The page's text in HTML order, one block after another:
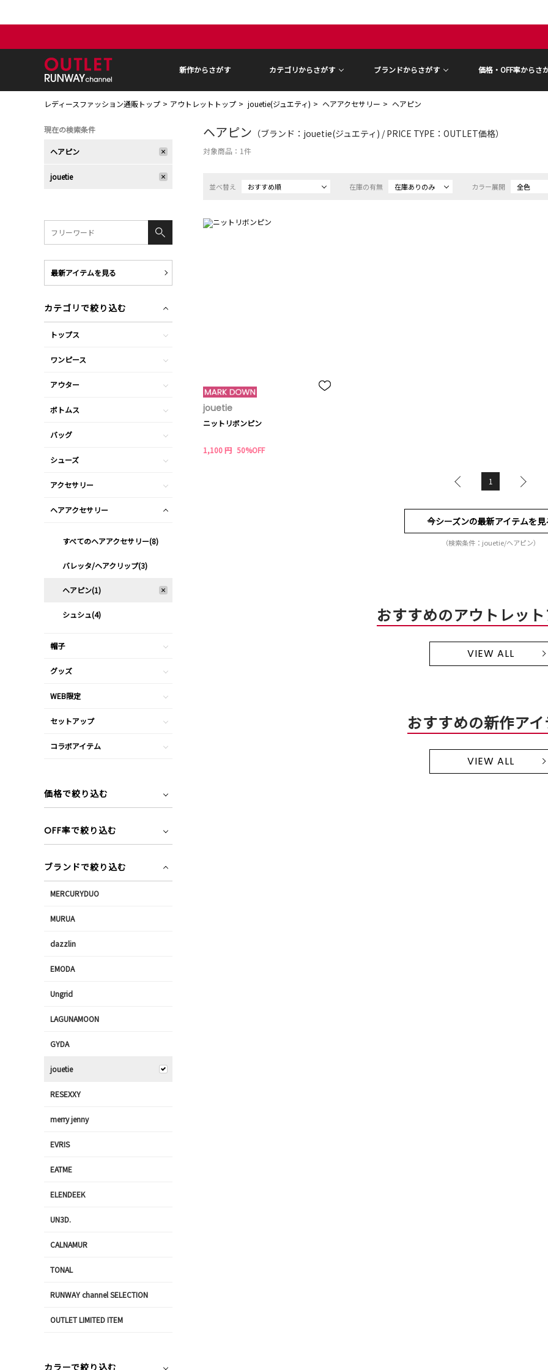
新作からさがす カテゴリからさがす ブランドからさがす 価格・OFF率からさ
レディースファッション通販トップ アウトレットトップ jouetie(ジュエティ) ヘアアクセサリー ヘアピン
ヘアピン （ブランド：jouetie(ジュエティ) / PRICE TYPE：OUTLET価格）
対象商品： 1件
並べ替え おすすめ順 在庫の有無 在庫ありのみ カラー展開 全色
jouetie
ニットリボンピン
1,100 円 50%OFF
1
今シーズンの最新アイテムを見
（検索条件：jouetie/ヘアピン）
おすすめのアウトレッ
VIEW ALL
おすすめの新作ア
VIEW ALL
現在の検索条件
ヘアピン
jouetie
最新アイテムを見る
カテゴリで絞り込む
トップス
ワンピース
アウター
ボトムス
バッグ
シューズ
アクセサリー
ヘアアクセサリー
すべてのヘアアクセサリー(8)
バレッタ/ヘアクリップ(3)
ヘアピン(1)
シュシュ(4)
帽子
グッズ
WEB限定
セットアップ
コラボアイテム
価格で絞り込む
OFF率で絞り込む
ブランドで絞り込む
MERCURYDUO
MURUA
dazzlin
EMODA
Ungrid
LAGUNAMOON
GYDA
jouetie
RESEXXY
merry jenny
EVRIS
EATME
ELENDEEK
UN3D.
CALNAMUR
TONAL
RUNWAY channel SELECTION
OUTLET LIMITED ITEM
カラーで絞り込む